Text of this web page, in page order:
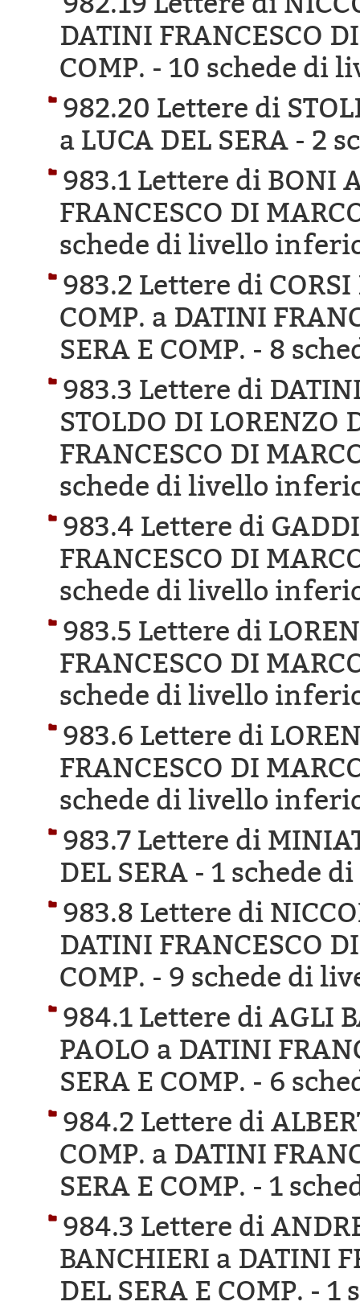
DATINI FRANCESCO
COMP. - 10 schede di
982.20 Lettere di
a LUCA DEL SERA - 2
983.1 Lettere di BONI
FRANCESCO DI
schede di livello
983.2 Lettere di CORSI
COMP. a DATINI
SERA E COMP. - 8
983.3 Lettere di
STOLDO DI LORENZO
FRANCESCO DI
schede di livello
983.4 Lettere di
FRANCESCO DI
schede di livello
983.5 Lettere di
FRANCESCO DI
schede di livello
983.6 Lettere di
FRANCESCO DI
schede di livello
983.7 Lettere di
DEL SERA - 1 schede
983.8 Lettere di
DATINI FRANCESCO
COMP. - 9 schede di
984.1 Lettere di AGLI
PAOLO a DATINI
SERA E COMP. - 6
984.2 Lettere di
COMP. a DATINI
SERA E COMP. - 1
984.3 Lettere di
BANCHIERI a DATINI
DEL SERA E COMP. - 1